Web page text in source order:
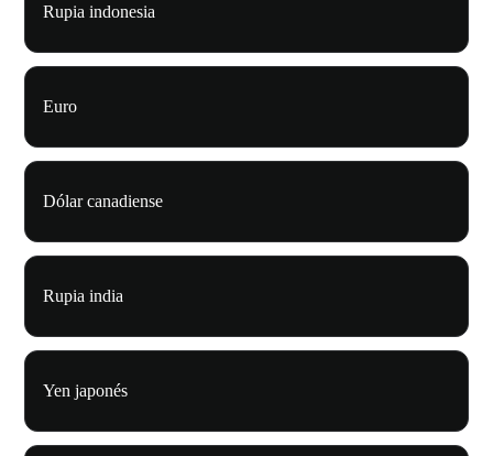
Rupia indonesia
Euro
Dólar canadiense
Rupia india
Yen japonés